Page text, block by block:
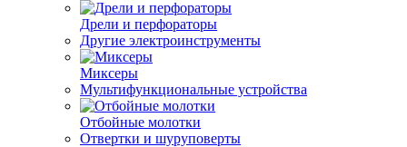
Дрели и перфораторы
Другие электроинструменты
Миксеры
Мультифункциональные устройства
Отбойные молотки
Отвертки и шуруповерты